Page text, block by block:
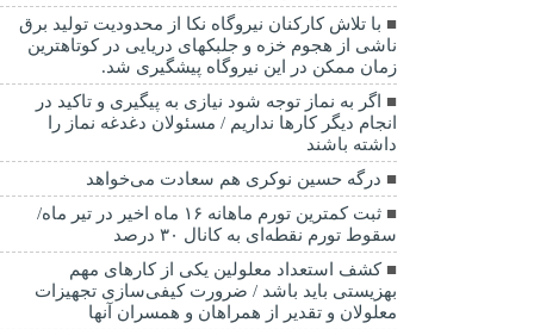
با تلاش کارکنان نیروگاه نکا از محدودیت تولید برق
ناشی از هجوم خزه و جلبکهای دریایی در کوتاهترین
زمان ممکن در این نیروگاه پیشگیری شد.
اگر به نماز توجه شود نیازی به پیگیری و تاکید در
انجام دیگر کارها نداریم / مسئولان دغدغه نماز را
داشته باشند
درگه حسین نوکری هم سعادت می‌خواهد
ثبت کمترین تورم ماهانه ۱۶ ماه اخیر در تیر ماه/
سقوط تورم نقطه‌ای به کانال ۳۰ درصد
کشف استعداد معلولین یکی از کارهای مهم
بهزیستی باید باشد / ضرورت کیفی‌سازی تجهیزات
معلولان و تقدیر از همراهان و همسران آنها